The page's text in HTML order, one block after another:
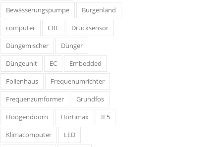
Bewässerungspumpe
Burgenland
computer
CRE
Drucksensor
Düngemischer
Dünger
Düngeunit
EC
Embedded
Folienhaus
Frequenumrichter
Frequenzumformer
Grundfos
Hoogendoorn
Hortimax
IE5
Klimacomputer
LED